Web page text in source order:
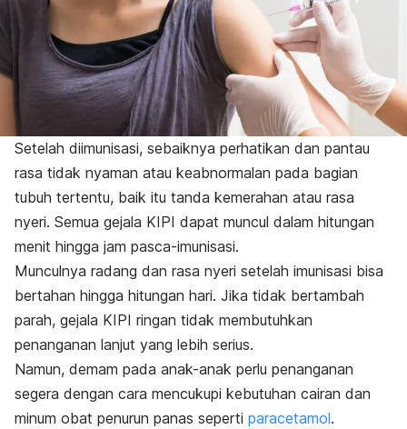
Setelah diimunisasi, sebaiknya perhatikan dan pantau
rasa tidak nyaman atau keabnormalan pada bagian
tubuh tertentu, baik itu tanda kemerahan atau rasa
nyeri. Semua gejala KIPI dapat muncul dalam hitungan
menit hingga jam pasca-imunisasi.
Munculnya radang dan rasa nyeri setelah imunisasi bisa
bertahan hingga hitungan hari. Jika tidak bertambah
parah, gejala KIPI ringan tidak membutuhkan
penanganan lanjut yang lebih serius.
Namun, demam pada anak-anak perlu penanganan
segera dengan cara mencukupi kebutuhan cairan dan
minum obat penurun panas seperti paracetamol.